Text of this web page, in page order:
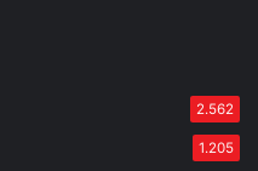
2.562
1.205